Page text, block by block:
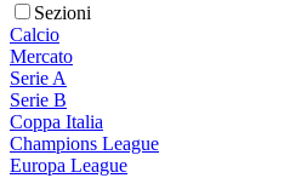
Sezioni
Calcio
Mercato
Serie A
Serie B
Coppa Italia
Champions League
Europa League